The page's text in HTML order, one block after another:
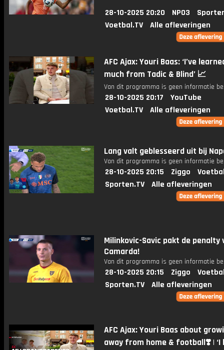
28-10-2025 20:20 NPO3
Voetbal.TV
Alle afleveringen
AFC Ajax: Youri Baas: ‘I’ve
much from Tadic & Blind’ 📈
Van dit programma is geen informatie
28-10-2025 20:17
YouTube
Voetbal.TV
Alle afleveringen
Lang valt geblesseerd uit bij
Van dit programma is geen informatie
28-10-2025 20:15 Ziggo
Sporten.TV
Alle afleveringen
Milinkovic-Savic pakt de penalty
Camarda!
Van dit programma is geen informatie
28-10-2025 20:15 Ziggo
Sporten.TV
Alle afleveringen
AFC Ajax: Youri Baas about
away from home & football❣️ | ‘I